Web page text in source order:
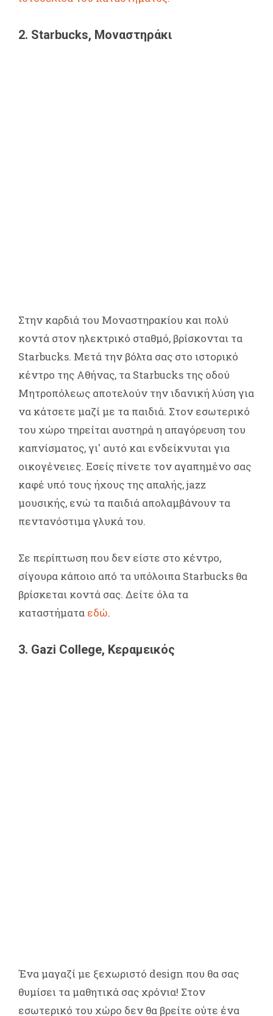
2. Starbucks, Μοναστηράκι
Στην καρδιά του Μοναστηρακίου και πολύ
κοντά στον ηλεκτρικό σταθμό, βρίσκονται τα
Starbucks. Μετά την βόλτα σας στο ιστορικό
κέντρο της Αθήνας, τα Starbucks της οδού
Μητροπόλεως αποτελούν την ιδανική λύση για
να κάτσετε μαζί με τα παιδιά. Στον εσωτερικό
του χώρο τηρείται αυστηρά η απαγόρευση του
καπνίσματος, γι' αυτό και ενδείκνυται για
οικογένειες. Εσείς πίνετε τον αγαπημένο σας
καφέ υπό τους ήχους της απαλής, jazz
μουσικής, ενώ τα παιδιά απολαμβάνουν τα
πεντανόστιμα γλυκά του.
Σε περίπτωση που δεν είστε στο κέντρο,
σίγουρα κάποιο από τα υπόλοιπα Starbucks θα
βρίσκεται κοντά σας. Δείτε όλα τα
καταστήματα εδώ.
3. Gazi College, Κεραμεικός
Ένα μαγαζί με ξεχωριστό design που θα σας
θυμίσει τα μαθητικά σας χρόνια! Στον
εσωτερικό του χώρο δεν θα βρείτε ούτε ένα